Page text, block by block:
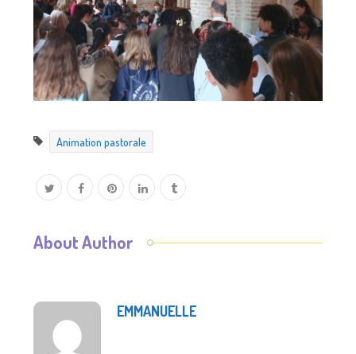
Animation pastorale
About Author
EMMANUELLE